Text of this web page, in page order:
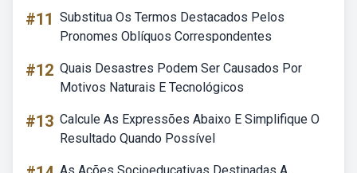
#11 Substitua Os Termos Destacados Pelos
Pronomes Oblíquos Correspondentes
#12 Quais Desastres Podem Ser Causados Por
Motivos Naturais E Tecnológicos
#13 Calcule As Expressões Abaixo E Simplifique O
Resultado Quando Possível